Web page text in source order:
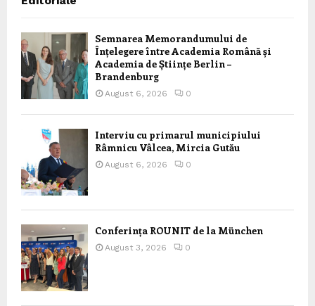
Semnarea Memorandumului de
Înțelegere între Academia Română și
Academia de Științe Berlin –
Brandenburg
August 6, 2026 0
Interviu cu primarul municipiului
Râmnicu Vâlcea, Mircia Gutău
August 6, 2026 0
Conferința ROUNIT de la München
August 3, 2026 0